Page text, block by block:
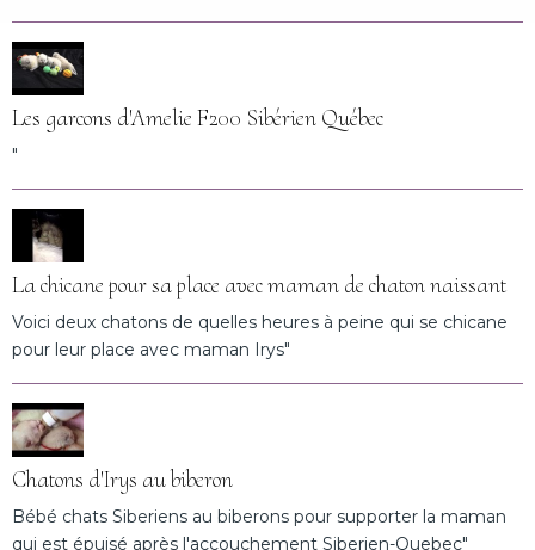
Les garcons d'Amelie F200 Sibérien Québec
"
La chicane pour sa place avec maman de chaton naissant
Voici deux chatons de quelles heures à peine qui se chicane
pour leur place avec maman Irys"
Chatons d'Irys au biberon
Bébé chats Siberiens au biberons pour supporter la maman
qui est épuisé après l'accouchement Siberien-Quebec"